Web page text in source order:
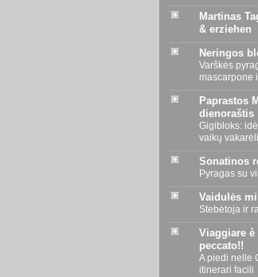
Martinas
& erziehen
Neringos
Varškės
mascarpone
Paprastos
dienoraštis
Gigibloks:
vaikų
Sonatinos
Pyragas su
Vaidulės
Stebėtoja ir
Viaggiare
peccato!!
A piedi nelle
itinerari facili